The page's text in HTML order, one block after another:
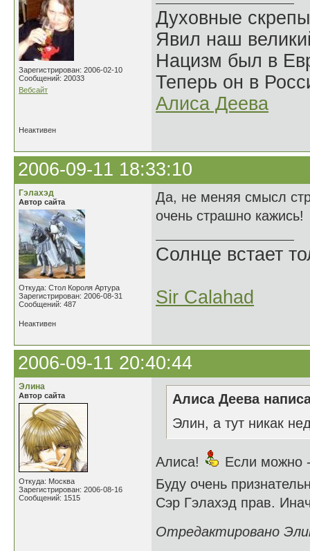
Зарегистрирован: 2006-02-10
Сообщений: 20033
Вебсайт
Духовные
Явил наш
Нацизм был в
Теперь он в
Алиса Деева
Неактивен
2006-09-11 18:33:10
Гэлахэд
Автор сайта
Откуда: Стол Короля Артура
Зарегистрирован: 2006-08-31
Сообщений: 487
Да, не меняя смысл
очень страшно кажись!
Солнце встает
Sir Calahad
Неактивен
2006-09-11 20:40:44
Элина
Автор сайта
Откуда: Москва
Зарегистрирован: 2006-08-16
Сообщений: 1515
Алиса Деева
Элин, а тут никак
Алиса!
Если можно -
Буду очень
Сэр Гэлахэд прав.
Отредактировано